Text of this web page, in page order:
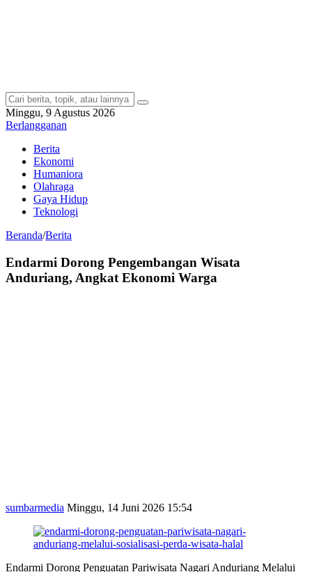
Minggu, 9 Agustus 2026
Berlangganan
Berita
Ekonomi
Humaniora
Olahraga
Gaya Hidup
Teknologi
Beranda/Berita
Endarmi Dorong Pengembangan Wisata
Anduriang, Angkat Ekonomi Warga
sumbarmedia Minggu, 14 Juni 2026 15:54
Endarmi Dorong Penguatan Pariwisata Nagari Anduriang Melalui